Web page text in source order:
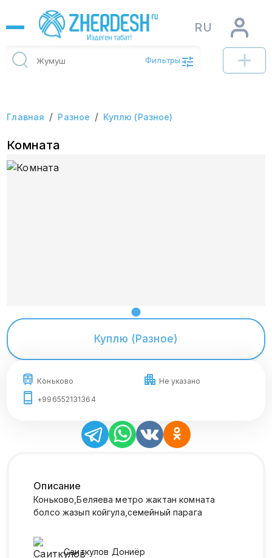
RU
Фильтры
Главная / Разное / Куплю (Разное)
Комната
Куплю (Разное)
Коньково
Не указано
+996552131364
Описание
Коньково,Беляева метро жактан комната
болсо жазып койгула,семейный парага
Саиткулов Дониёр